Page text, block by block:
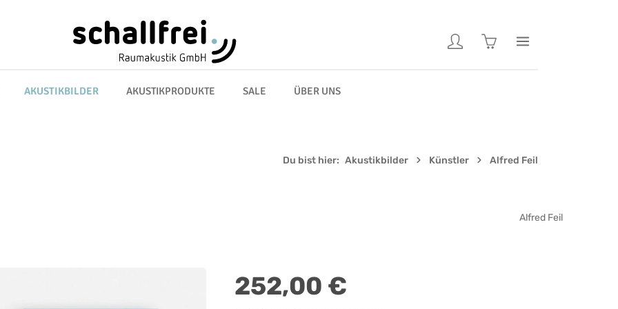
Warenkorb enthält 0
AKUSTIKBILDER AKUSTIKPRODUKTE SALE ÜBER UNS
Du bist hier: Akustikbilder Künstler Alfred Feil
Alfred Feil
Regulärer Preis:
252,00 €